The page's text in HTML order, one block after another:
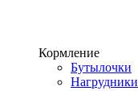
Кормление
Бутылочки
Нагрудники